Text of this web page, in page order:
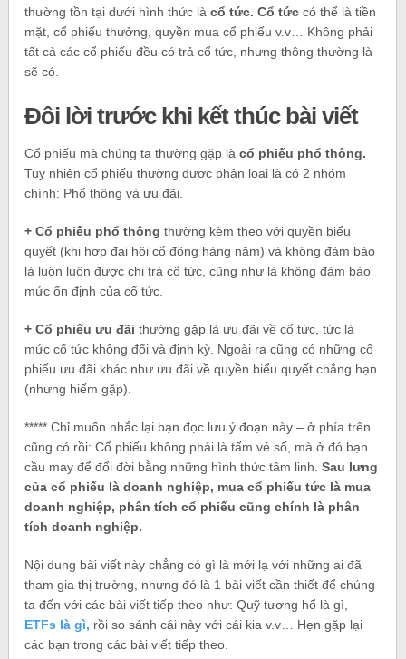
thường tồn tại dưới hình thức làcổ tức. Cổ tức có thể là tiền
mặt, cổ phiếu thưởng, quyền mua cổ phiếu v.v… Không phải
tất cả các cổ phiếu đều có trả cổ tức, nhưng thông thường là
sẽ có.
Đôi lời trước khi kết thúc bài viết
Cổ phiếu mà chúng ta thường gặp làcổ phiếu phổ thông.
Tuy nhiên cổ phiếu thường được phân loại là có 2 nhóm
chính: Phổ thông và ưu đãi.
+ Cổ phiếu phổ thông thường kèm theo với quyền biểu
quyết (khi hợp đại hội cổ đông hàng năm) và không đảm bảo
là luôn luôn được chi trả cổ tức, cũng như là không đảm bảo
mức ổn định của cổ tức.
+ Cổ phiếu ưu đãi thường gặp là ưu đãi về cổ tức, tức là
mức cổ tức không đổi và định kỳ. Ngoài ra cũng có những cổ
phiếu ưu đãi khác như ưu đãi về quyền biểu quyết chẳng hạn
(nhưng hiếm gặp).
***** Chỉ muốn nhắc lại bạn đọc lưu ý đoạn này – ở phía trên
cũng có rồi: Cổ phiếu không phải là tấm vé số, mà ở đó bạn
cầu may để đổi đời bằng những hình thức tâm linh.Sau lưng
của cổ phiếu là doanh nghiệp, mua cổ phiếu tức là mua
doanh nghiệp, phân tích cổ phiếu cũng chính là phân
tích doanh nghiệp.
Nội dung bài viết này chẳng có gì là mới lạ với những ai đã
tham gia thị trường, nhưng đó là 1 bài viết cần thiết để chúng
ta đến với các bài viết tiếp theo như: Quỹ tương hổ là gì,
ETFs là gì, rồi so sánh cái này với cái kia v.v… Hẹn gặp lại
các bạn trong các bài viết tiếp theo.